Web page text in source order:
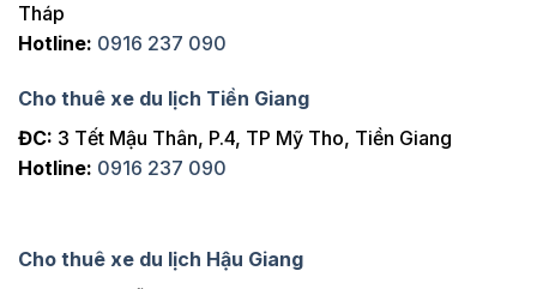
Tháp
Hotline: 0916 237 090
Cho thuê xe du lịch Tiền Giang
ĐC: 3 Tết Mậu Thân, P.4, TP Mỹ Tho, Tiền Giang
Hotline: 0916 237 090
Cho thuê xe du lịch Hậu Giang